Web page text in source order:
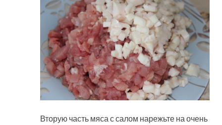
Вторую часть мяса с салом нарежьте на очень